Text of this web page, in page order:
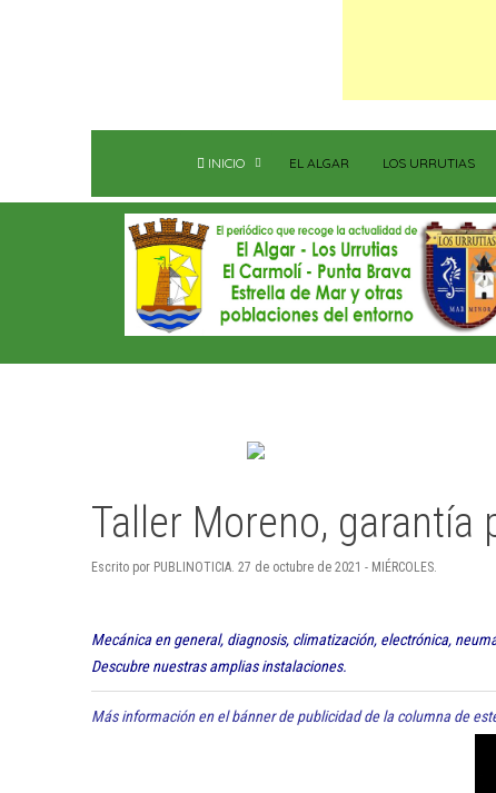
INICIO EL ALGAR LOS URRUTIAS
Taller Moreno, garantía
Escrito por PUBLINOTICIA. 27 de octubre de 2021 - MIÉRCOLES.
Mecánica en general, diagnosis, climatización, electrónica,
Descubre nuestras amplias instalaciones.
Más información en el bánner de publicidad de la columna de